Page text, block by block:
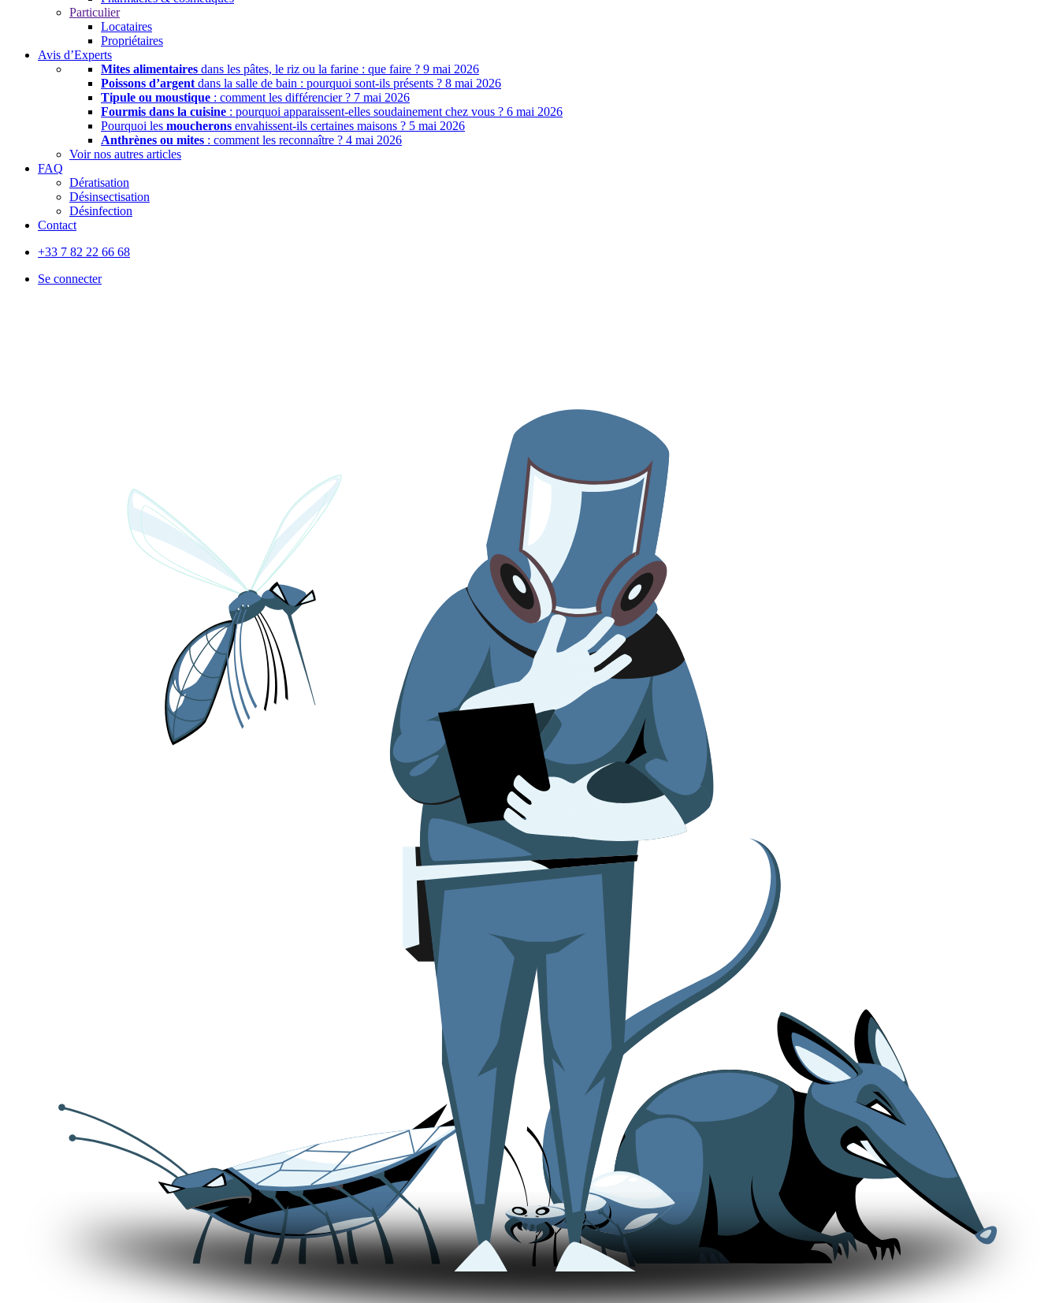
Particulier
Locataires
Propriétaires
Avis d’Experts
Mites alimentaires dans les pâtes, le riz ou la farine : que faire ? 9 mai 2026
Poissons d’argent dans la salle de bain : pourquoi sont-ils présents ? 8 mai 2026
Tipule ou moustique : comment les différencier ? 7 mai 2026
Fourmis dans la cuisine : pourquoi apparaissent-elles soudainement chez vous ? 6 mai 2026
Pourquoi les moucherons envahissent-ils certaines maisons ? 5 mai 2026
Anthrènes ou mites : comment les reconnaître ? 4 mai 2026
Voir nos autres articles
FAQ
Dératisation
Désinsectisation
Désinfection
Contact
+33 7 82 22 66 68
Se connecter